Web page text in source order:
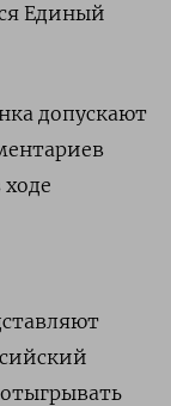
Единый
допускают